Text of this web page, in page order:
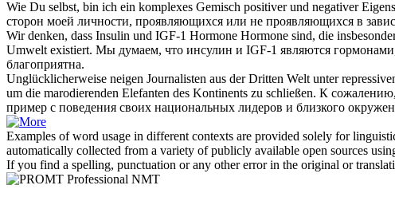
Wie Du selbst, bin ich ein komplexes Gemisch positiver und negativer
сторон моей личности, проявляющихся или не проявляющихся в
Wir denken, dass Insulin und IGF-1 Hormone Hormone sind, die
Umwelt existiert. Мы думаем, что инсулин и IGF-1 являются
благоприятна.
Unglücklicherweise neigen Journalisten aus der Dritten Welt unter
um die marodierenden Elefanten des Kontinents zu schließen. К сожалению,
пример с поведения своих национальных лидеров и близкого
Examples of word usage in different contexts are provided solely for
automatically collected from a variety of publicly available open sources
If you find a spelling, punctuation or any other error in the original or